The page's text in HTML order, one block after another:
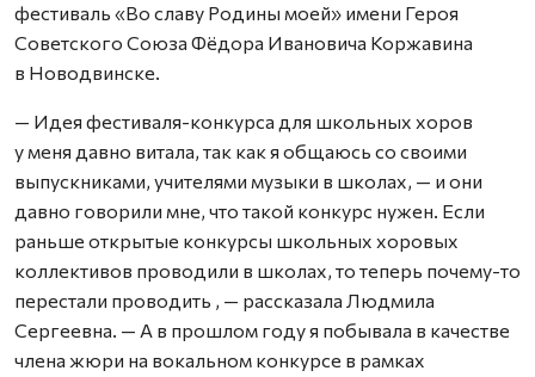
фестиваль «Во славу Родины моей» имени Героя
Советского Союза Фёдора Ивановича Коржавина
в Новодвинске.
— Идея фестиваля-конкурса для школьных хоров
у меня давно витала, так как я общаюсь со своими
выпускниками, учителями музыки в школах, — и они
давно говорили мне, что такой конкурс нужен. Если
раньше открытые конкурсы школьных хоровых
коллективов проводили в школах, то теперь почему-то
перестали проводить , — рассказала Людмила
Сергеевна. — А в прошлом году я побывала в качестве
члена жюри на вокальном конкурсе в рамках